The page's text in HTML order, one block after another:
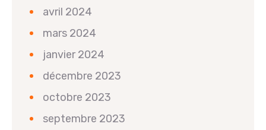
avril 2024
mars 2024
janvier 2024
décembre 2023
octobre 2023
septembre 2023